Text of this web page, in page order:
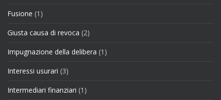
Fusione (1)
Giusta causa di revoca (2)
Impugnazione della delibera (1)
Interessi usurari (3)
Intermediari finanziari (1)